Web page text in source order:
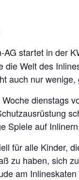
AG startet in der
die Welt des
auch nur
dienstags
Spiele auf
für alle Kinder,
zu haben, sich
am